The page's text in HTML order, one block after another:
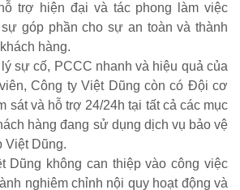
trợ hiện đại và tác phong làm việc
góp phần cho sự an toàn và thành
hàng.
sự cố, PCCC nhanh và hiệu quả của
Công ty Việt Dũng còn có Đội cơ
sát và hỗ trợ 24/24h tại tất cả các mục
hàng đang sử dụng dịch vụ bảo vệ
Việt Dũng.
Dũng không can thiệp vào công việc
nghiêm chỉnh nội quy hoạt động và